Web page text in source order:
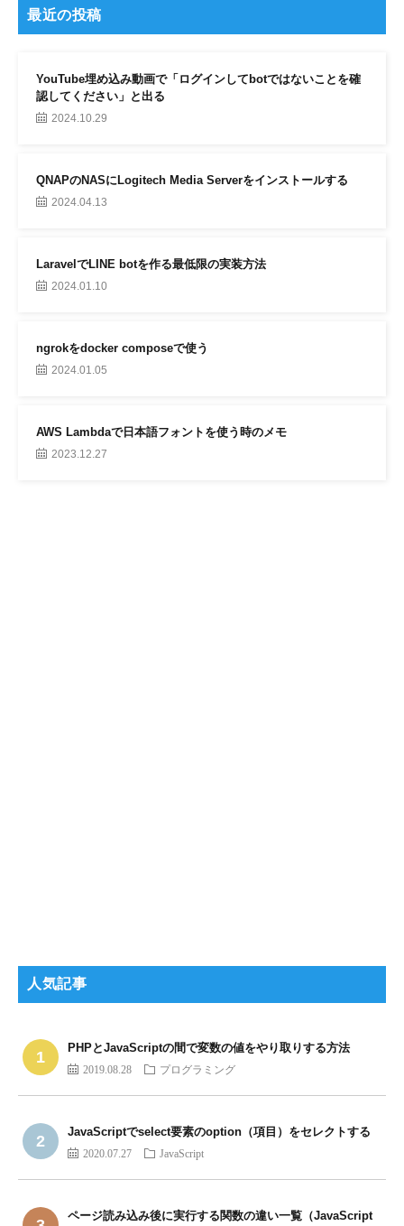
最近の投稿
YouTube埋め込み動画で「ログインしてbotではないことを確
認してください」と出る
2024.10.29
QNAPのNASにLogitech Media Serverをインストールする
2024.04.13
LaravelでLINE botを作る最低限の実装方法
2024.01.10
ngrokをdocker composeで使う
2024.01.05
AWS Lambdaで日本語フォントを使う時のメモ
2023.12.27
人気記事
PHPとJavaScriptの間で変数の値をやり取りする方法
2019.08.28 プログラミング
JavaScriptでselect要素のoption（項目）をセレクトする
2020.07.27 JavaScript
ページ読み込み後に実行する関数の違い一覧（JavaScript